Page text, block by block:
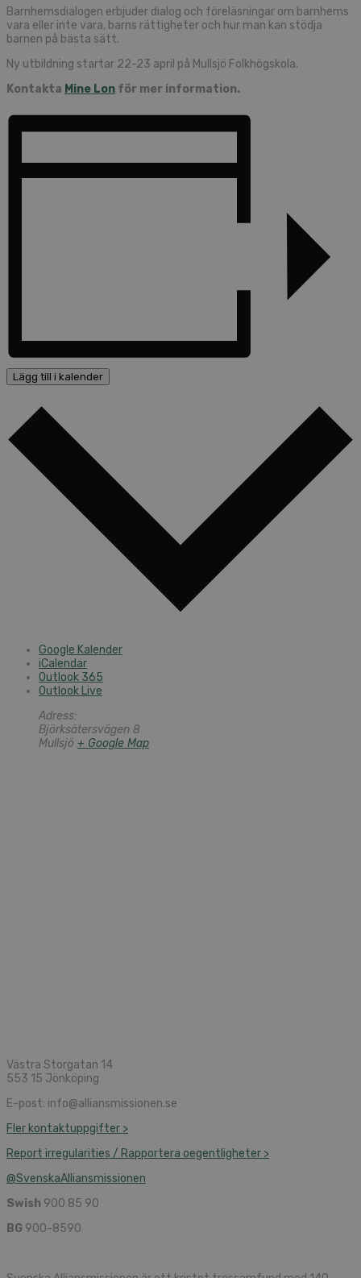
Barnhemsdialogen erbjuder dialog och föreläsningar om barnhems
vara eller inte vara, barns rättigheter och hur man kan stödja
barnen på bästa sätt.
Ny utbildning startar 22-23 april på Mullsjö Folkhögskola.
Kontakta Mine Lon för mer information.
Lägg till i kalender
Google Kalender
iCalendar
Outlook 365
Outlook Live
Adress:
Björksätersvägen 8
Mullsjö + Google Map
Västra Storgatan 14
553 15 Jönköping
E-post: info@alliansmissionen.se
Fler kontaktuppgifter >
Report irregularities / Rapportera oegentligheter >
@SvenskaAlliansmissionen
Swish 900 85 90
BG 900-8590